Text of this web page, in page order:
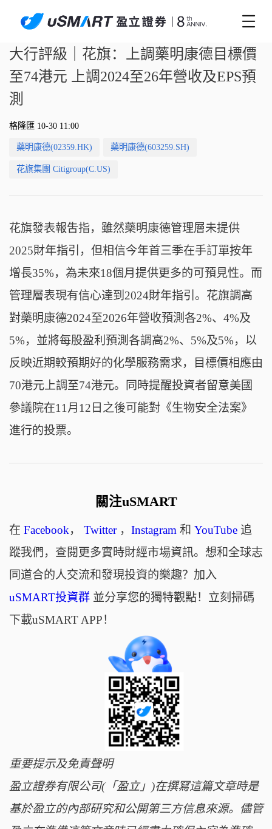
大行評級｜花旗：上調藥明康德目標價
至74港元 上調2024至26年營收及EPS預
測
格隆匯 10-30 11:00
藥明康德(02359.HK) 藥明康德(603259.SH)
花旗集團 Citigroup(C.US)
花旗發表報吿指，雖然藥明康德管理層未提供
2025財年指引，但相信今年首三季在手訂單按年
增長35%，為未來18個月提供更多的可預見性。而
管理層表現有信心達到2024財年指引。花旗調高
對藥明康德2024至2026年營收預測各2%、4%及
5%，並將每股盈利預測各調高2%、5%及5%，以
反映近期較預期好的化學服務需求，目標價相應由
70港元上調至74港元。同時提醒投資者留意美國
參議院在11月12日之後可能對《生物安全法案》
進行的投票。
關注uSMART
在 Facebook， Twitter， Instagram 和 YouTube追
蹤我們，查閱更多實時財經市場資訊。想和全球志
同道合的人交流和發現投資的樂趣？加入
uSMART投資群並分享您的獨特觀點！立刻掃碼
下載uSMART APP！
重要提示及免責聲明
盈立證券有限公司(「盈立」)在撰冩這篇文章時是
基於盈立的內部研究和公開第三方信息來源。儘管